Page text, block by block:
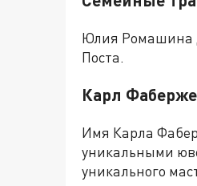
Юлия Ромашина
Поста.
Карл Фаберже
Имя Карла
уникальными
уникального